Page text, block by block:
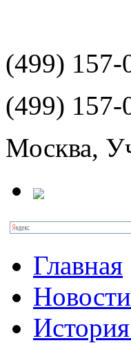
(499) 157-
(499) 157-
Москва,
Главная
Новости